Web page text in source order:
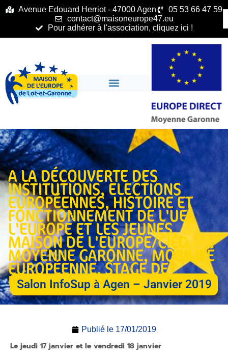
principalAvenue Edouard Herriot - 47000 Agen
05 53 66 47 59
contact@maisoneurope47.eu
Pour adhérer à l'association, cliquez ici !
A LA DÉCOUVERTE DES
INSTITUTIONS,ELECTIONS
EUROPÉENNES,HISTOIRE ET
FONCTIONNEMENT DE L'UE,
L'EUROPE ET LES JEUNES,
MAISON DE L'EUROPE/CIED
MOYENNE GARONNE,MOBILITÉ
EUROPÉENNE,STAGE DE
LANGUES
Salon InfoSup à Agen – Janvier 2019
Publié le 17/01/2019
Le jeudi 17 janvier et le vendredi 18 janvier